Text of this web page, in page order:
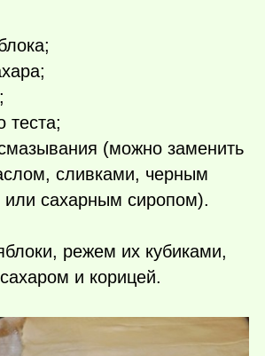
теста;
(можно заменить
сливками, черным
сахарным сиропом).
режем их кубиками,
и корицей.